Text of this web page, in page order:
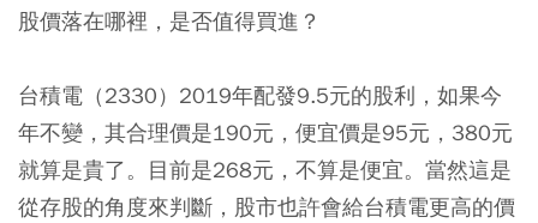
股價落在哪裡，是否值得買進？
台積電（2330）2019年配發9.5元的股利，如果今
年不變，其合理價是190元，便宜價是95元，380元
就算是貴了。目前是268元，不算是便宜。當然這是
從存股的角度來判斷，股市也許會給台積電更高的價